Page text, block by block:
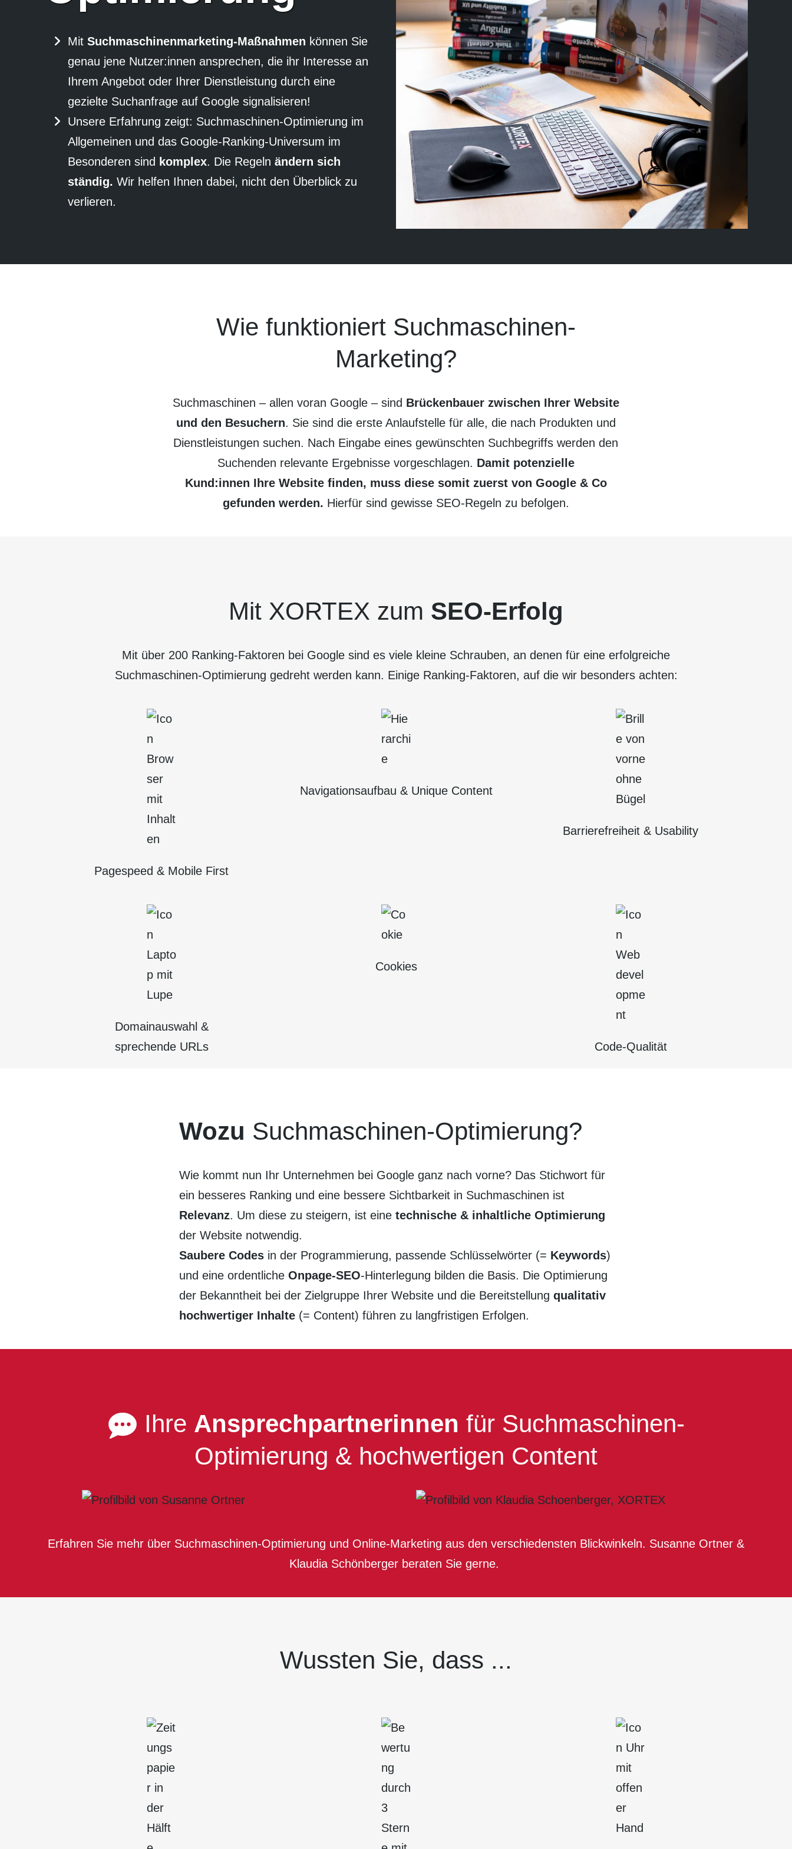
Mit Such­maschinen­marketing-Maßnahmen können Sie
genau jene Nut­zer:innen ansprechen, die ihr Interesse an
Ihrem Angebot oder Ihrer Dienst­leistung durch eine
gezielte Such­anfrage auf Google signalisieren!
Unsere Erfahrung zeigt: Such­maschinen-Optimierung im
Allgemeinen und das Google-Ranking-Universum im
Besonderen sind komplex. Die Regeln ändern sich
ständig. Wir helfen Ihnen dabei, nicht den Überblick zu
verlieren.
Wie funktioniert Such­maschinen-
Marketing?
Such­maschinen – allen voran Google – sind Brücken­bauer zwischen Ihrer Web­site
und den Besuchern. Sie sind die erste Anlauf­stelle für alle, die nach Produkten und
Dienst­leistungen suchen. Nach Eingabe eines gewünschten Such­begriffs werden den
Suchenden relevante Ergebnisse vorge­schlagen. Damit potenzielle
Kund:innen Ihre Website finden, muss diese somit zuerst von Google & Co
gefunden werden. Hierfür sind gewisse SEO-Regeln zu befolgen.
Mit XORTEX zum SEO-Erfolg
Mit über 200 Ranking-Faktoren bei Google sind es viele kleine Schrauben, an denen für eine erfolgreiche
Suchmaschinen-Optimierung gedreht werden kann. Einige Ranking-Faktoren, auf die wir besonders achten:
Page­speed & Mobile First
Navigations­aufbau & Unique Content
Barriere­freiheit & Usability
Domain­auswahl &
sprechende URLs
Cookies
Code-Qualität
Wozu Such­maschinen-Optimierung?
Wie kommt nun Ihr Unter­nehmen bei Google ganz nach vorne? Das Stich­wort für
ein besseres Ranking und eine bessere Sicht­barkeit in Such­maschinen ist
Relevanz. Um diese zu steigern, ist eine technische & inhalt­liche Optimierung
der Website not­wendig.
Saubere Codes in der Program­mierung, passende Schlüssel­wörter (= Keywords)
und eine ordent­liche Onpage-SEO-Hinter­legung bilden die Basis. Die Optimierung
der Bekannt­heit bei der Ziel­gruppe Ihrer Website und die Bereit­stellung qualitativ
hoch­wertiger Inhalte (= Content) führen zu lang­fristigen Erfolgen.
Ihre Ansprech­partnerinnen für Such­maschinen-
Optimierung & hoch­wertigen Content
Erfahren Sie mehr über Such­maschinen-Optimierung und Online-Marketing aus den verschiedensten Blick­winkeln. Susanne Ortner &
Klaudia Schönberger beraten Sie gerne.
Wussten Sie, dass ...